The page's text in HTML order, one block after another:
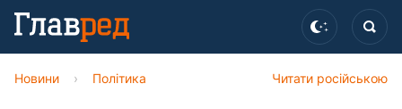
Читати російською
Новини › Політика